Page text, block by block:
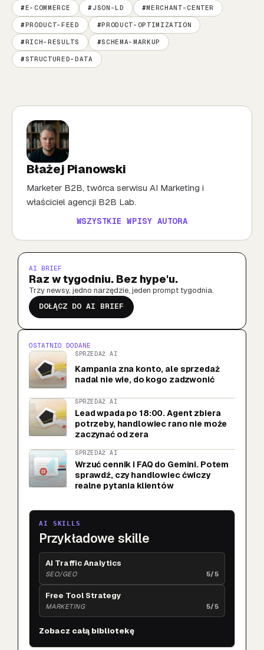
E-COMMERCE JSON-LD MERCHANT-CENTER
PRODUCT-FEED PRODUCT-OPTIMIZATION
RICH-RESULTS SCHEMA-MARKUP
STRUCTURED-DATA
Błażej Pianowski
Marketer B2B, twórca serwisu AI Marketing i
właściciel agencji B2B Lab.
WSZYSTKIE WPISY AUTORA
AI BRIEF
Raz w tygodniu. Bez hype'u.
Trzy newsy, jedno narzędzie, jeden prompt tygodnia.
DOŁĄCZ DO AI BRIEF
OSTATNIO DODANE
SPRZEDAŻ AI
Kampania zna konto, ale sprzedaż
nadal nie wie, do kogo zadzwonić
SPRZEDAŻ AI
Lead wpada po 18:00. Agent zbiera
potrzeby, handlowiec rano nie może
zaczynać od zera
SPRZEDAŻ AI
Wrzuć cennik i FAQ do Gemini. Potem
sprawdź, czy handlowiec ćwiczy
realne pytania klientów
AI SKILLS
Przykładowe skille
AI Traffic Analytics
SEO/GEO 5/5
Free Tool Strategy
MARKETING 5/5
Zobacz całą bibliotekę